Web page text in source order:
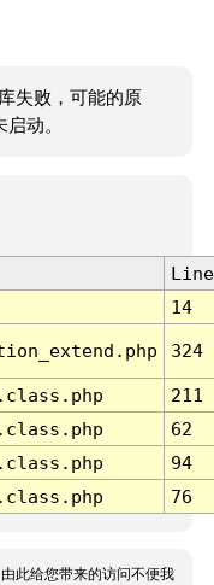
失败，可能的原
动。
Line
14
324
211
62
94
76
此给您带来的访问不便我